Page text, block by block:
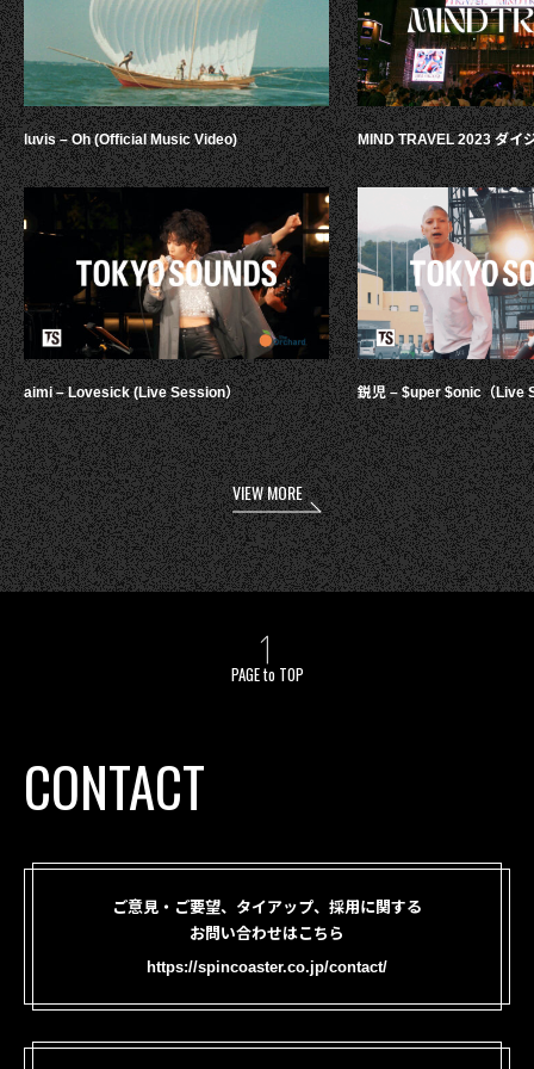
luvis – Oh (Official Music Video)
aimi – Lovesick (Live Session）
MIND TRAVEL 2023 ダイ
鋭児 – $uper $onic（Live
VIEW MORE
PAGE to TOP
CONTACT
ご意見・ご要望、タイアップ、採用に関する
お問い合わせはこちら
https://spincoaster.co.jp/contact/